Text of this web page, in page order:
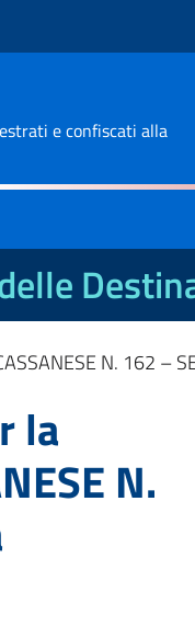
e confiscati alla
N. 162 –
la
N.